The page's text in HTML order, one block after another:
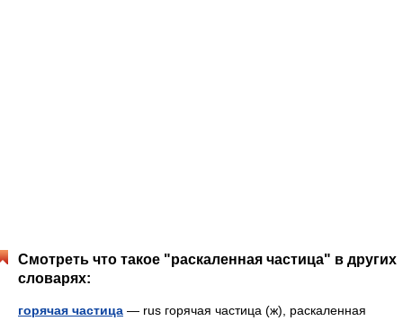
Смотреть что такое "раскаленная частица" в других
словарях:
горячая частица — rus горячая частица (ж), раскаленная